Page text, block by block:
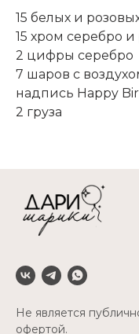
15 белых и
15 хром серебро
2 цифры серебро
7 шаров с
надпись Happy
2 груза
Не является
офертой.